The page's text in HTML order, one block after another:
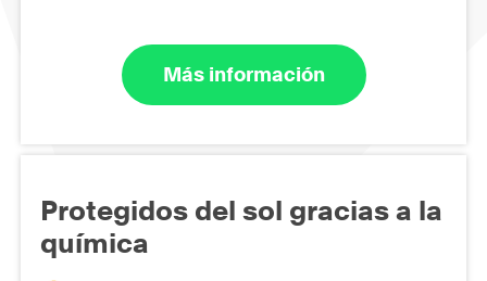
Más información
Protegidos del sol gracias a la
química